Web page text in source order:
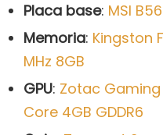
Placa base: MSI
Memoria: Kingston
MHz 8GB
GPU: Zotac Gaming
Core 4GB GDDR6